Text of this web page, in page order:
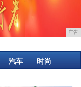
广告
汽车 时尚